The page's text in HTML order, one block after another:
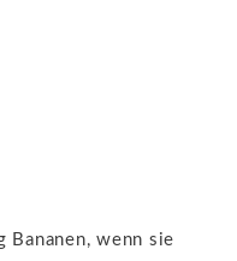
Bananen, wenn sie